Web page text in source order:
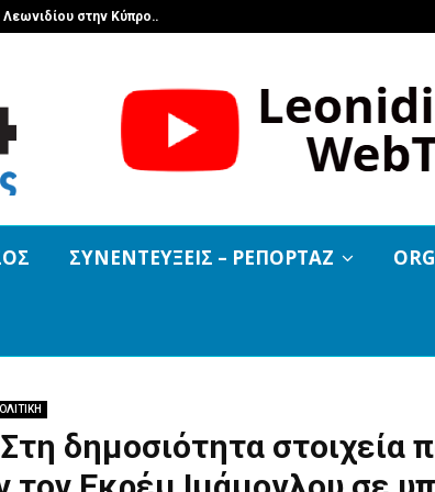
στην Κύπρο…
ΣΥΝΕΝΤΕΥΞΕΙΣ – ΡΕΠΟΡΤΑΖ
δημοσιότητα στοιχεία